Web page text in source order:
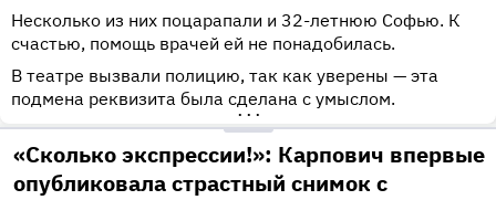
Несколько из них поцарапали и 32-летнюю Софью. К
счастью, помощь врачей ей не понадобилась.
В театре вызвали полицию, так как уверены — эта
подмена реквизита была сделана с умыслом.
•••
«Сколько экспрессии!»: Карпович впервые
опубликовала страстный снимок с